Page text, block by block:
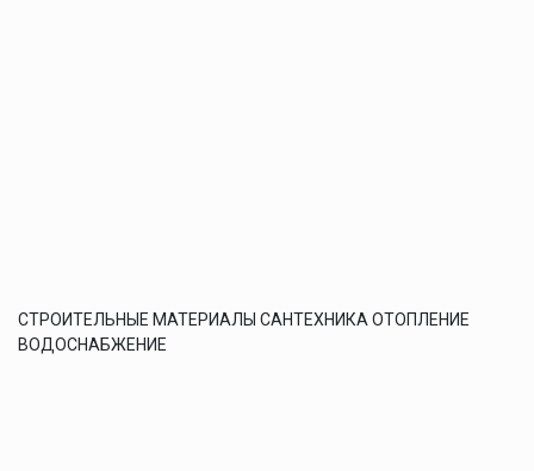
СТРОИТЕЛЬНЫЕ МАТЕРИАЛЫ САНТЕХНИКА ОТОПЛЕНИЕ
ВОДОСНАБЖЕНИЕ